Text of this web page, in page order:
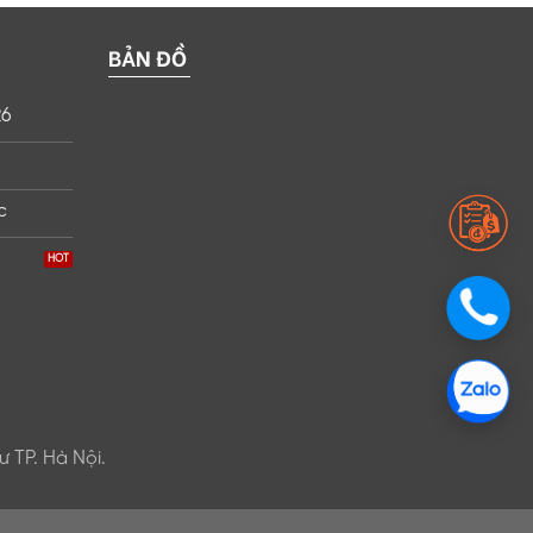
BẢN ĐỒ
Hà Nội.